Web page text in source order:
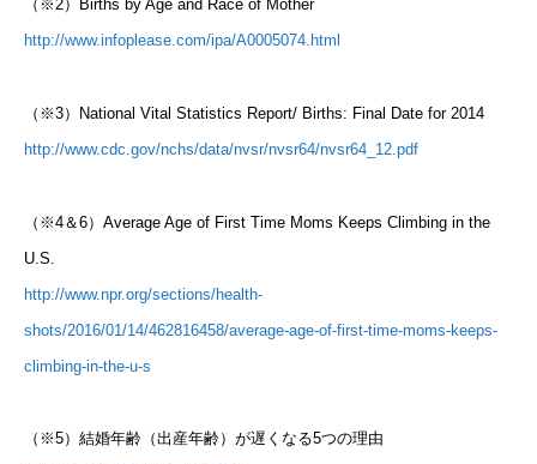
（※2）Births by Age and Race of Mother
http://www.infoplease.com/ipa/A0005074.html
（※3）National Vital Statistics Report/ Births: Final Date for 2014
http://www.cdc.gov/nchs/data/nvsr/nvsr64/nvsr64_12.pdf
（※4＆6）Average Age of First Time Moms Keeps Climbing in the
U.S.
http://www.npr.org/sections/health-
shots/2016/01/14/462816458/average-age-of-first-time-moms-keeps-
climbing-in-the-u-s
（※5）結婚年齢（出産年齢）が遅くなる5つの理由